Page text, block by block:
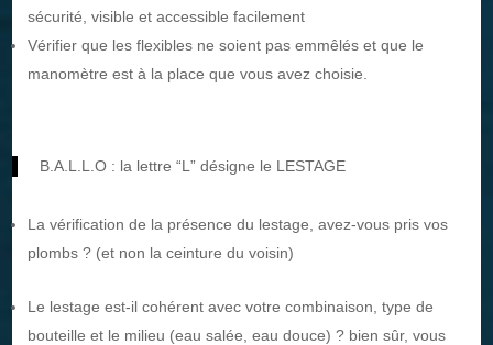
sécurité, visible et accessible facilement
Vérifier que les flexibles ne soient pas emmêlés et que le
manomètre est à la place que vous avez choisie.
B.A.L.L.O : la lettre “L” désigne le LESTAGE
La vérification de la présence du lestage, avez-vous pris vos
plombs ? (et non la ceinture du voisin)
Le lestage est-il cohérent avec votre combinaison, type de
bouteille et le milieu (eau salée, eau douce) ? bien sûr, vous